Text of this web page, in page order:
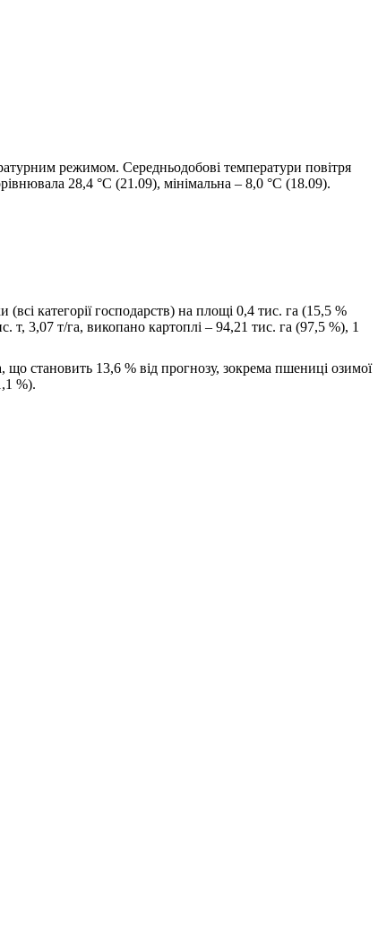
режимом. Середньодобові температури повітря
28,4 °С (21.09), мінімальна ‒ 8,0 °С (18.09).
категорії господарств) на площі 0,4 тис. га (15,5 %
3,07 т/га, викопано картоплі ‒ 94,21 тис. га (97,5 %), 1
що становить 13,6 % від прогнозу, зокрема пшениці озимої
%).